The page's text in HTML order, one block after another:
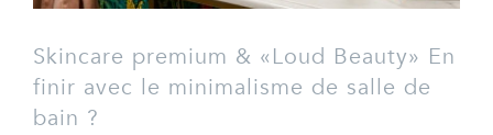
Skincare premium & «Loud Beauty» En
finir avec le minimalisme de salle de
bain ?